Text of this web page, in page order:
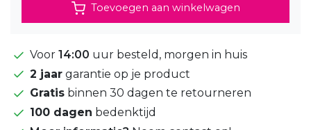
Toevoegen aan winkelwagen
Voor 14:00 uur besteld, morgen in huis
2 jaar garantie op je product
Gratis binnen 30 dagen te retourneren
100 dagen bedenktijd